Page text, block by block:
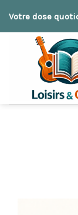
Votre dose